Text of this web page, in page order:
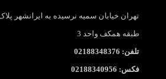
طبقه همکف واحد 3
تلفن: 02188348376
فکس: 02188340956